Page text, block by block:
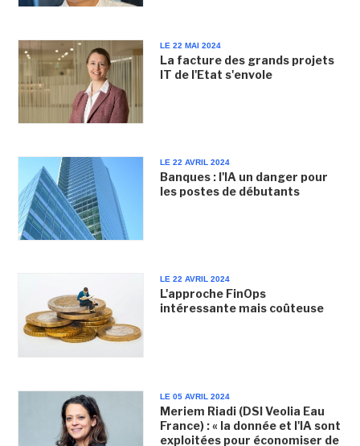
LE 22 MAI 2024
La facture des grands projets
IT de l'Etat s'envole
LE 22 AVRIL 2024
Banques : l'IA un danger pour
les postes de débutants
LE 22 AVRIL 2024
L'approche FinOps
intéressante mais coûteuse
LE 05 AVRIL 2024
Meriem Riadi (DSI Veolia Eau
France) : « la donnée et l'IA sont
exploitées pour économiser de